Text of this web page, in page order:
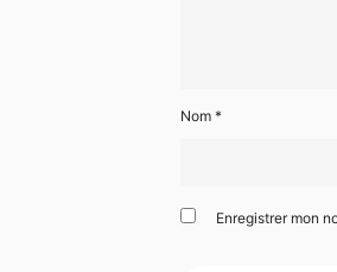
Nom *
Enregistrer mon